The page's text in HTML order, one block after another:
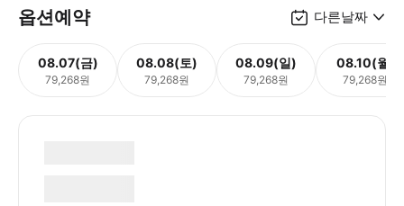
옵션예약 다른날짜
08.07(금)
79,268원
08.08(토)
79,268원
08.09(일)
79,268원
08.10(월)
79,268원